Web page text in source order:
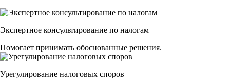
Экспертное консультирование по налогам
Помогает принимать обоснованные решения.
Урегулирование налоговых споров